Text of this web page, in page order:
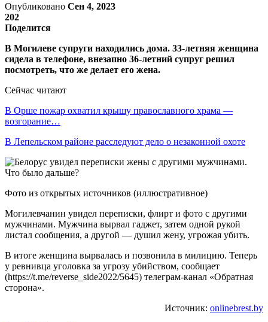
Опубликовано Сен 4, 2023
202
Поделится
В Могилеве супруги находились дома. 33-летняя женщина
сидела в телефоне, внезапно 36-летний супруг решил
посмотреть, что же делает его жена.
Сейчас читают
В Орше пожар охватил крышу православного храма —
возгорание…
В Лепельском районе расследуют дело о незаконной охоте
Фото из открытых источников (иллюстративное)
Могилевчанин увидел переписки, флирт и фото с другими
мужчинами. Мужчина вырвал гаджет, затем одной рукой
листал сообщения, а другой — душил жену, угрожая убить.
В итоге женщина вырвалась и позвонила в милицию. Теперь
у ревнивца уголовка за угрозу убийством, сообщает
(https://t.me/reverse_side2022/5645) телеграм-канал «Обратная
сторона».
Источник: onlinebrest.by